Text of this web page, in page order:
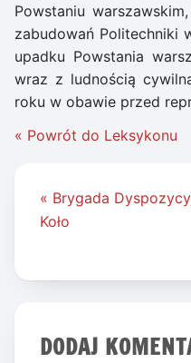
Powstaniu
zabudowań Politechniki
upadku Powstania
wraz z ludnością
roku w obawie przed
« Powrót do Leksykonu
Nawigacja
wpisu
« Brygada
Koło
DODAJ